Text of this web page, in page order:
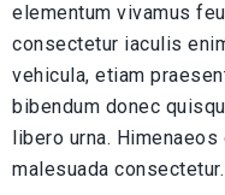
elementum vivamus
consectetur iaculis
vehicula, etiam
bibendum donec
libero urna.
malesuada consectetur.